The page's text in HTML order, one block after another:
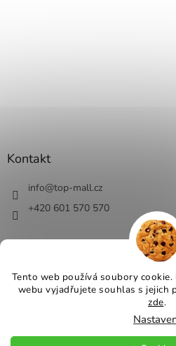
Tento web používá soubory
webu vyjadřujete souhlas s jejich
zde.
Kontakt
info@top-mall.cz
+420 601 570 570
Vytvořil